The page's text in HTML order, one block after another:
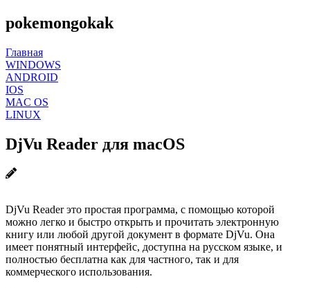
pokemongokak
Главная
WINDOWS
ANDROID
IOS
MAC OS
LINUX
DjVu Reader для macOS
DjVu Reader это простая программа, с помощью которой
можно легко и быстро открыть и прочитать электронную
книгу или любой другой документ в формате DjVu. Она
имеет понятный интерфейс, доступна на русском языке, и
полностью бесплатна как для частного, так и для
коммерческого использования.